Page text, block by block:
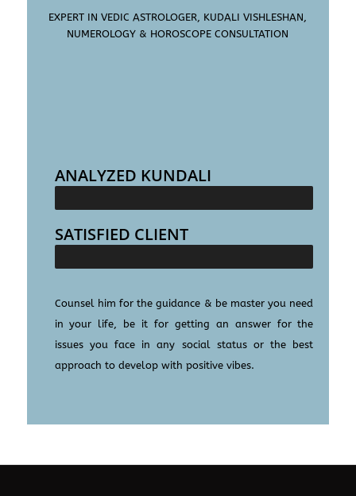
EXPERT IN VEDIC ASTROLOGER, KUDALI VISHLESHAN,
NUMEROLOGY & HOROSCOPE CONSULTATION
ANALYZED KUNDALI
SATISFIED CLIENT
Counsel him for the guidance & be master you need
in your life, be it for getting an answer for the
issues you face in any social status or the best
approach to develop with positive vibes.